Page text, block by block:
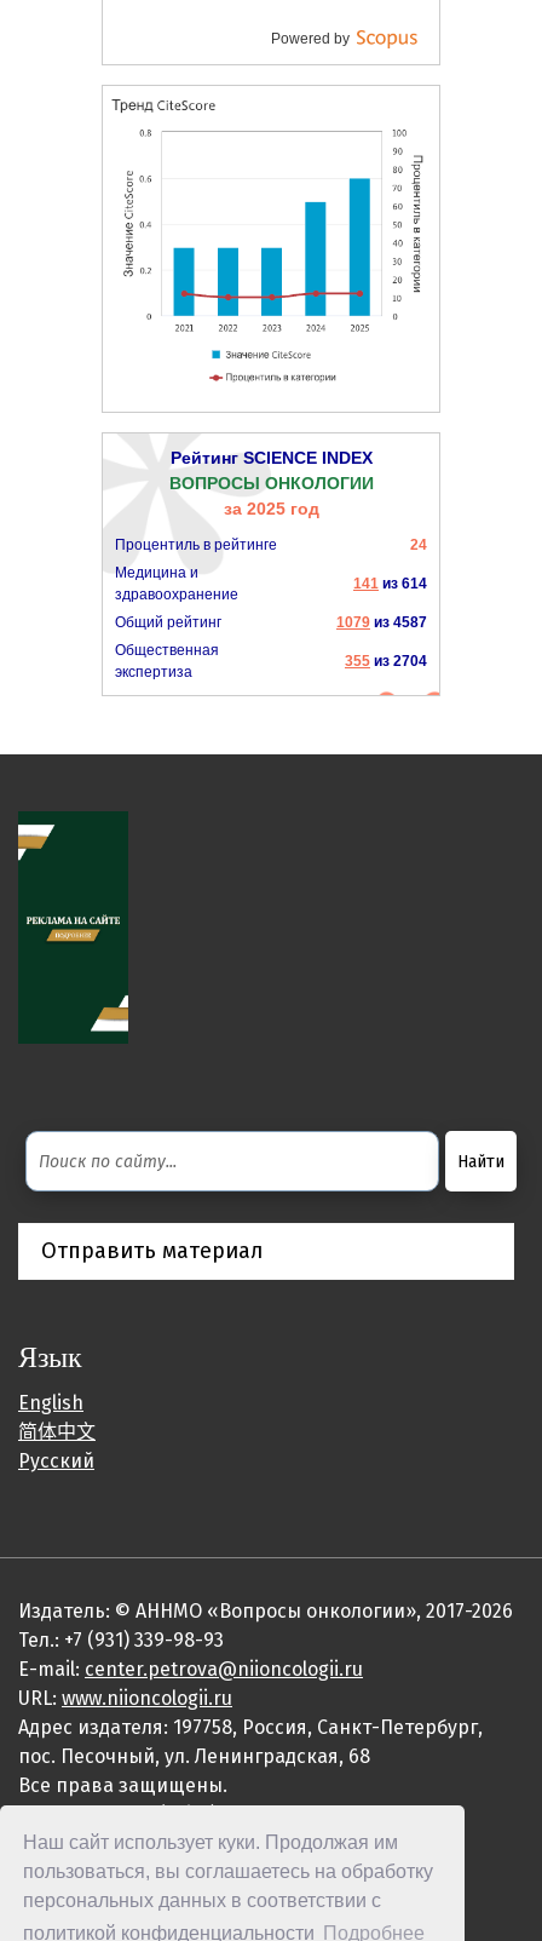
Наш сайт использует куки. Продолжая им
пользоваться, вы соглашаетесь на обработку
персональных данных в соответствии с
политикой конфиденциальности
Подробнее
Powered by
Рейтинг SCIENCE INDEX
ВОПРОСЫ ОНКОЛОГИИ
за 2025 год
Процентиль в рейтинге
24
Медицина и
здравоохранение
141из 614
Общий рейтинг 1079из 4587
Общественная
экспертиза
355из 2704
Отправить материал
Язык
English
简体中文
Русский
Издатель: © АННМО «Вопросы онкологии», 2017-2026
Тел.: +7 (931) 339-98-93
E-mail: center.petrova@niioncologii.ru
URL: www.niioncologii.ru
Адрес издателя: 197758, Россия, Санкт-Петербург,
пос. Песочный, ул. Ленинградская, 68
Все права защищены.
ISSN 2949-4915 (Online)